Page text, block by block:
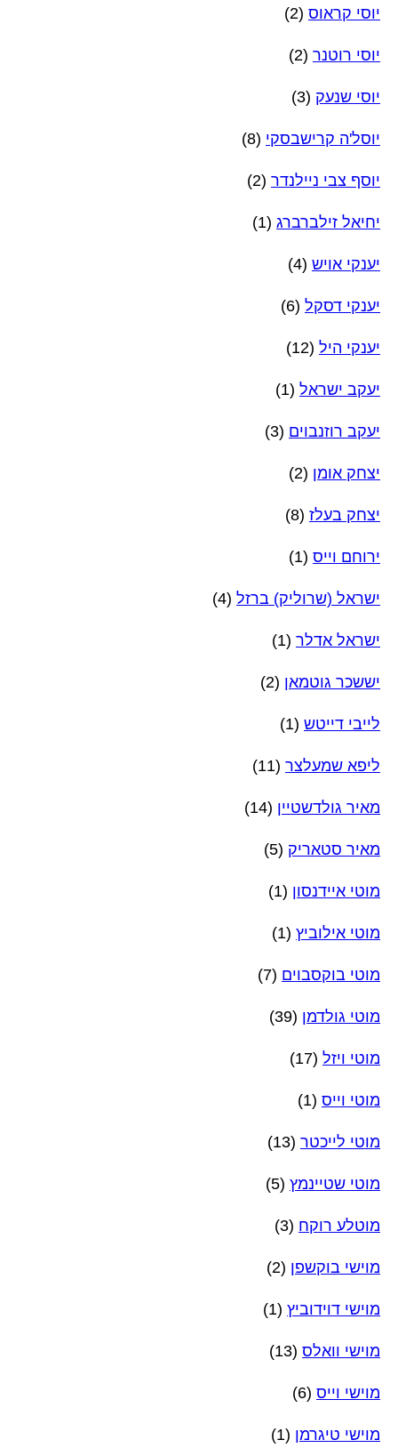
יוסי קראוס (2)
יוסי רוטנר (2)
יוסי שנעק (3)
יוסל'ה קרישבסקי (8)
יוסף צבי ניילנדר (2)
יחיאל זילברברג (1)
יענקי אויש (4)
יענקי דסקל (6)
יענקי היל (12)
יעקב ישראל (1)
יעקב רוזנבוים (3)
יצחק אומן (2)
יצחק בעלז (8)
ירוחם וייס (1)
ישראל (שרוליק) ברזל (4)
ישראל אדלר (1)
יששכר גוטמאן (2)
לייבי דייטש (1)
ליפא שמעלצר (11)
מאיר גולדשטיין (14)
מאיר סטאריק (5)
מוטי איידנסון (1)
מוטי אילוביץ (1)
מוטי בוקסבוים (7)
מוטי גולדמן (39)
מוטי ויזל (17)
מוטי וייס (1)
מוטי לייכטר (13)
מוטי שטיינמץ (5)
מוטלע רוקח (3)
מוישי בוקשפן (2)
מוישי דוידוביץ (1)
מוישי וואלס (13)
מוישי וייס (6)
מוישי טיגרמן (1)